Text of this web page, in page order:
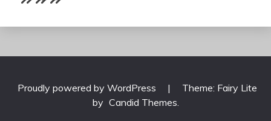
Proudly powered by WordPress |
Theme: Fairy Lite
by Candid Themes.